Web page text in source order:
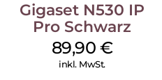
Gigaset N530 IP
Pro Schwarz
89,90 €
inkl. MwSt.